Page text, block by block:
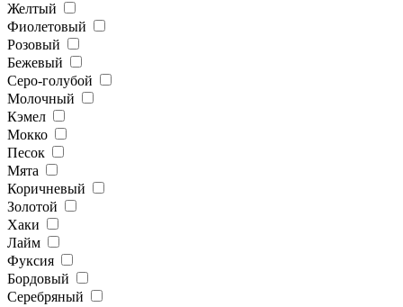
Желтый
Фиолетовый
Розовый
Бежевый
Серо-голубой
Молочный
Кэмел
Мокко
Песок
Мята
Коричневый
Золотой
Хаки
Лайм
Фуксия
Бордовый
Серебряный